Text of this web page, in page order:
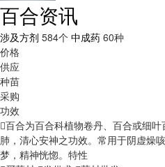
百合资讯
涉及方剂 584个 中成药 60种
价格
供应
种苗
采购
功效
百合为百合科植物卷丹、百合或细
肺，清心安神之功效。常用于阴虚燥
梦，精神恍惚。 特性